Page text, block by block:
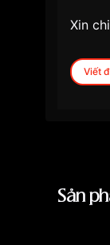
Xin
Viết
Sản